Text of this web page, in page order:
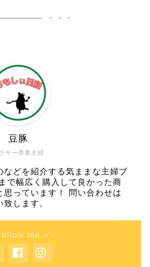
サー専業主婦
豆豚
などを紹介する気ままな主婦ブ
で幅広く購入して良かった商
思っています！ 問い合わせは
します。
me ／